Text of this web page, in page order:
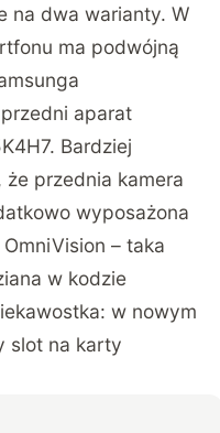
na dwa warianty. W
ma podwójną
aparat
Bardziej
przednia kamera
wyposażona
– taka
w kodzie
w nowym
slot na karty